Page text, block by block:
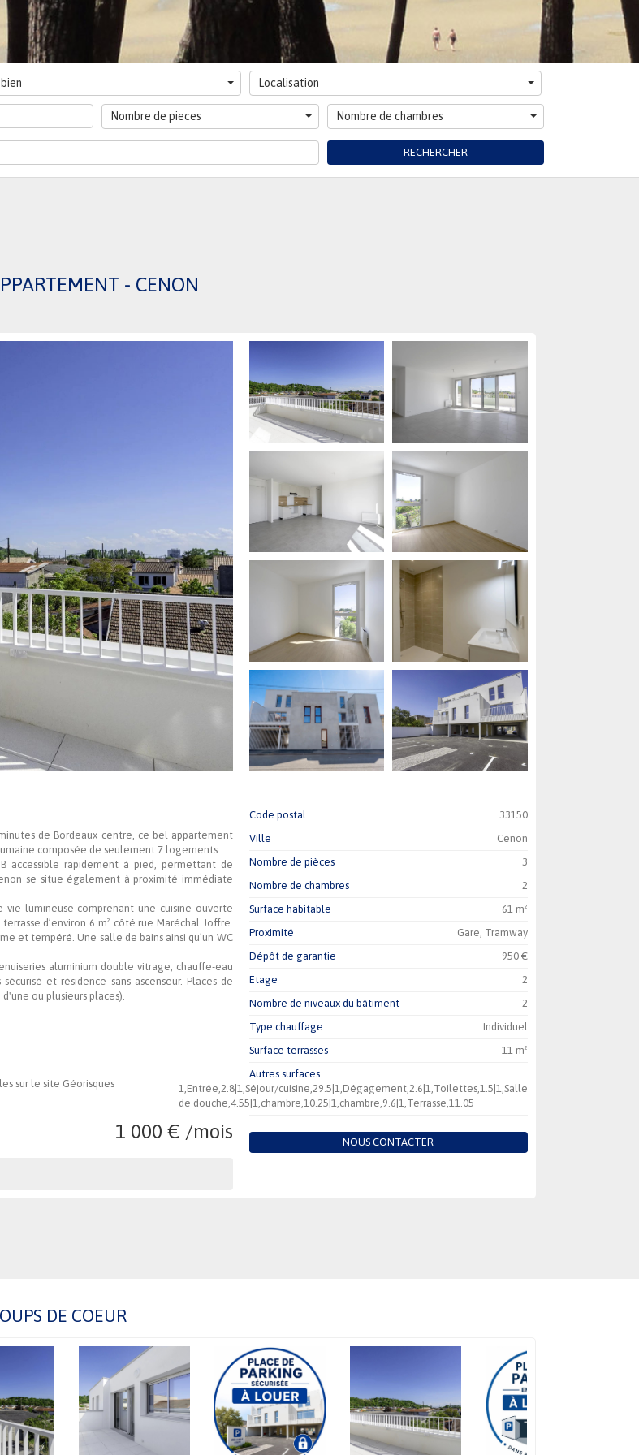
Localisation
Nombre de pieces Nombre de chambres
RECHERCHER
- CENON
de Bordeaux centre, ce bel appartement
composée de seulement 7 logements.
accessible rapidement à pied, permettant de
se situe également à proximité immédiate
lumineuse comprenant une cuisine ouverte
d’environ 6 m² côté rue Maréchal Joffre.
et tempéré. Une salle de bains ainsi qu’un WC
aluminium double vitrage, chauffe-eau
et résidence sans ascenseur. Places de
ou plusieurs places).
sur le site Géorisques
1 000 € /mois
Code postal
33150
Ville
Cenon
Nombre de pièces
3
Nombre de chambres
2
Surface habitable
61 m²
Proximité
Gare, Tramway
Dépôt de garantie
950 €
Etage
2
Nombre de niveaux du bâtiment
2
Type chauffage
Individuel
Surface terrasses
11 m²
Autres surfaces
1,Entrée,2.8|1,Séjour/cuisine,29.5|1,Dégagement,2.6|1,Toilettes,1.5|1,Salle
de douche,4.55|1,chambre,10.25|1,chambre,9.6|1,Terrasse,11.05
NOUS CONTACTER
DE COEUR